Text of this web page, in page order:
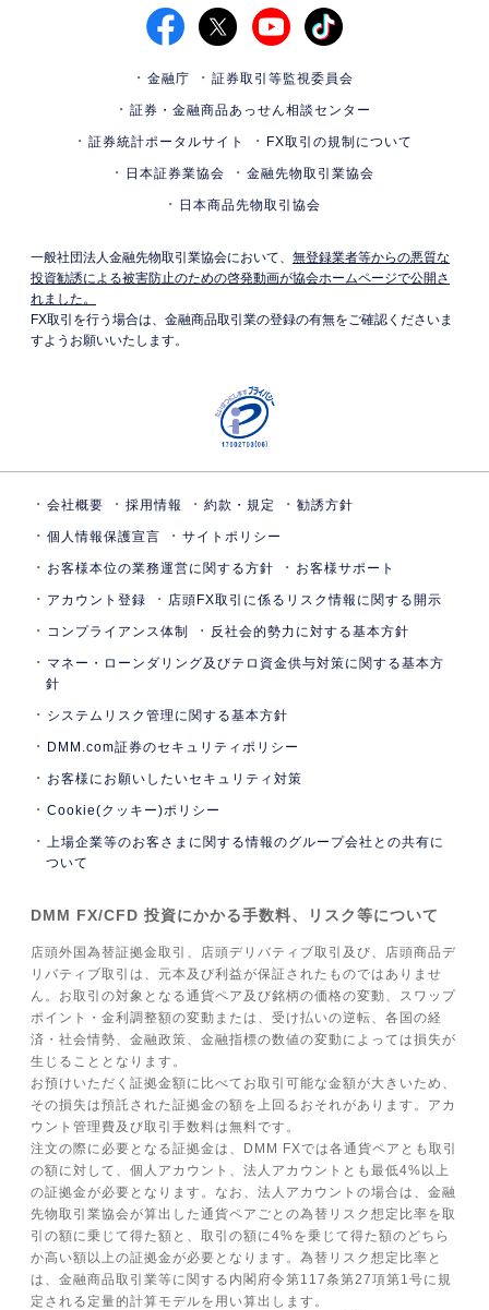
金融庁 証券取引等監視委員会
証券・金融商品あっせん相談センター
証券統計ポータルサイト FX取引の規制について
日本証券業協会 金融先物取引業協会
日本商品先物取引協会
一般社団法人金融先物取引業協会において、 無登録業者等からの悪質な
投資勧誘による被害防止のための啓発動画が協会ホームページで公開さ
れました。
FX取引を行う場合は、金融商品取引業の登録の有無をご確認くださいま
すようお願いいたします。
会社概要 採用情報 約款・規定 勧誘方針
個人情報保護宣言 サイトポリシー
お客様本位の業務運営に関する方針 お客様サポート
アカウント登録 店頭FX取引に係るリスク情報に関する開示
コンプライアンス体制 反社会的勢力に対する基本方針
マネー・ローンダリング及びテロ資金供与対策に関する基本方
針
システムリスク管理に関する基本方針
DMM.com証券のセキュリティポリシー
お客様にお願いしたいセキュリティ対策
Cookie(クッキー)ポリシー
上場企業等のお客さまに関する情報のグループ会社との共有に
ついて
DMM FX/CFD 投資にかかる手数料、リスク等について
店頭外国為替証拠金取引、店頭デリバティブ取引及び、店頭商品デ
リバティブ取引は、元本及び利益が保証されたものではありませ
ん。お取引の対象となる通貨ペア及び銘柄の価格の変動、スワップ
ポイント・金利調整額の変動または、受け払いの逆転、各国の経
済・社会情勢、金融政策、金融指標の数値の変動によっては損失が
生じることとなります。
お預けいただく証拠金額に比べてお取引可能な金額が大きいため、
その損失は預託された証拠金の額を上回るおそれがあります。アカ
ウント管理費及び取引手数料は無料です。
注文の際に必要となる証拠金は、DMM FXでは各通貨ペアとも取引
の額に対して、個人アカウント、法人アカウントとも最低4%以上
の証拠金が必要となります。なお、法人アカウントの場合は、金融
先物取引業協会が算出した通貨ペアごとの為替リスク想定比率を取
引の額に乗じて得た額と、取引の額に4%を乗じて得た額のどちら
か高い額以上の証拠金が必要となります。為替リスク想定比率と
は、金融商品取引業等に関する内閣府令第117条第27項第1号に規
定される定量的計算モデルを用い算出します。